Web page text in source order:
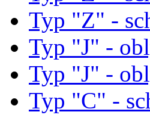
Typ "Z" -
Typ "J" -
Typ "J" -
Typ "C" -